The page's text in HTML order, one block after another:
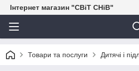
Інтернет магазин "СВіТ СНіВ"
Товари та послуги Дитячі і